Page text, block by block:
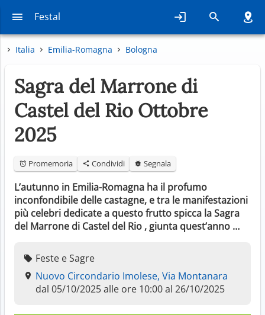
Festal
Italia Emilia-Romagna Bologna
Sagra del Marrone di
Castel del Rio Ottobre
2025
Promemoria Condividi Segnala
L’autunno in Emilia-Romagna ha il profumo
inconfondibile delle castagne, e tra le manifestazioni
più celebri dedicate a questo frutto spicca la Sagra
del Marrone di Castel del Rio , giunta quest’anno …
Feste e Sagre
Nuovo Circondario Imolese, Via Montanara
dal 05/10/2025 alle ore 10:00 al 26/10/2025